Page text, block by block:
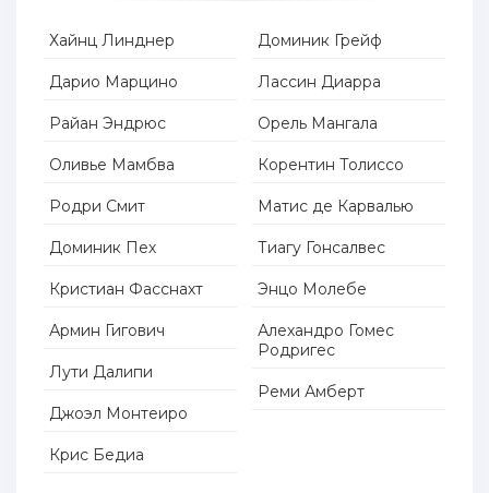
Хайнц Линднер
Дарио Марцино
Райан Эндрюс
Оливье Мамбва
Родри Смит
Доминик Пех
Кристиан Фасснахт
Армин Гигович
Лути Далипи
Джоэл Монтеиро
Крис Бедиа
Доминик Грейф
Лассин Диарра
Орель Мангала
Корентин Толиссо
Матис де Карвалью
Тиагу Гонсалвес
Энцо Молебе
Алехандро Гомес
Родригес
Реми Амберт